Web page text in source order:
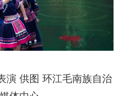
供图 环江毛南族自治